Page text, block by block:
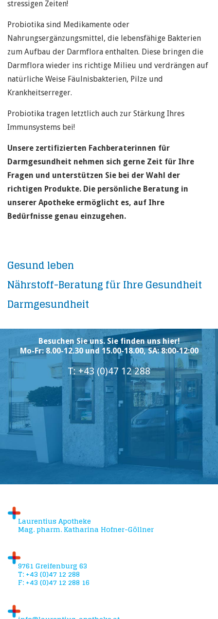
stressigen Zeiten!
Probiotika sind Medikamente oder
Nahrungsergänzungsmittel, die lebensfähige Bakterien
zum Aufbau der Darmflora enthalten. Diese bringen die
Darmflora wieder ins richtige Milieu und verdrängen auf
natürliche Weise Fäulnisbakterien, Pilze und
Krankheitserreger.
Probiotika tragen letztlich auch zur Stärkung Ihres
Immunsystems bei!
Unsere zertifizierten Fachberaterinnen für
Darmgesundheit nehmen sich gerne Zeit für Ihre
Fragen und unterstützen Sie bei der Wahl der
richtigen Produkte. Die persönliche Beratung in
unserer Apotheke ermöglicht es, auf Ihre
Bedürfnisse genau einzugehen.
Gesund leben
Nährstoff-Beratung für Ihre Gesundheit
Darmgesundheit
Besuchen Sie uns. Sie finden uns hier!
Mo-Fr: 8.00-12.30 und 15.00-18.00, SA: 8:00-12:00
T: +43 (0)47 12 288
Laurentius Apotheke
Mag. pharm. Katharina Hofner-Göllner
9761 Greifenburg 63
T: +43 (0)47 12 288
F: +43 (0)47 12 288 16